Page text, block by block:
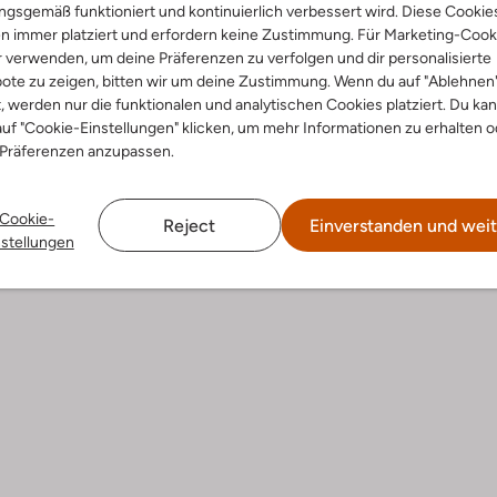
funktioniert und kontinuierlich verbessert wird. Diese
immer platziert und erfordern keine Zustimmung. Für Marketing-
verwenden, um deine Präferenzen zu verfolgen und dir personalisierte
zu zeigen, bitten wir um deine Zustimmung. Wenn du auf
werden nur die funktionalen und analytischen Cookies platziert. Du
"Cookie-Einstellungen" klicken, um mehr Informationen zu erhalten
anzupassen.
Cookie-
Reject Einverstanden und
€ 79,99
Vanessa Bruno
Pullover
€ 264,95 € 131,99